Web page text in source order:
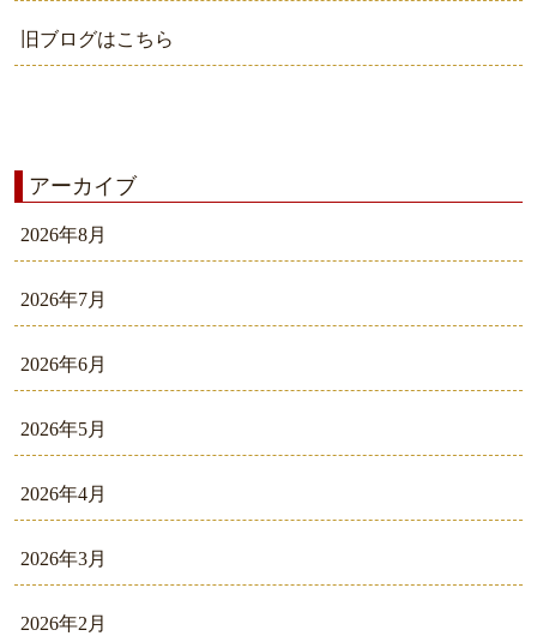
旧ブログはこちら
アーカイブ
2026年8月
2026年7月
2026年6月
2026年5月
2026年4月
2026年3月
2026年2月